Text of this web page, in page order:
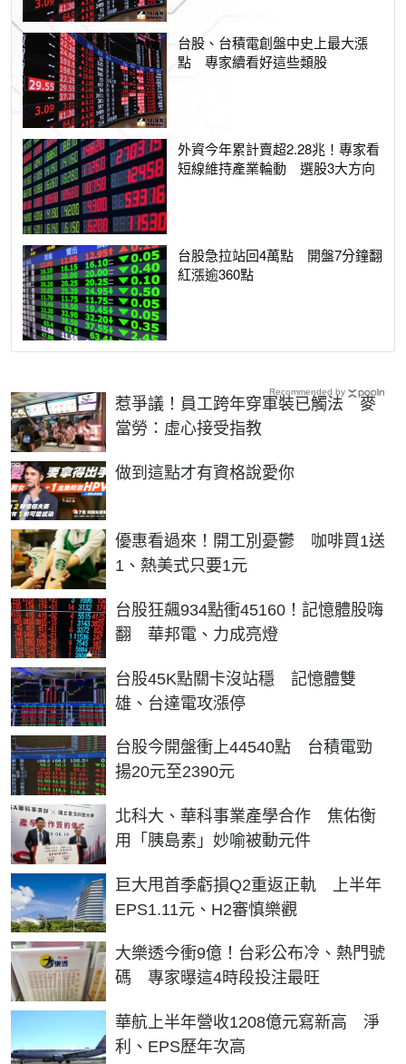
台股、台積電創盤中史上最大漲
點 專家續看好這些類股
外資今年累計賣超2.28兆！專家看
短線維持產業輪動 選股3大方向
台股急拉站回4萬點 開盤7分鐘翻
紅漲逾360點
惹爭議！員工跨年穿軍裝已觸法 麥
當勞：虛心接受指教
做到這點才有資格說愛你
PR
優惠看過來！開工別憂鬱 咖啡買1送
1、熱美式只要1元
台股狂飆934點衝45160！記憶體股嗨
翻 華邦電、力成亮燈
台股45K點關卡沒站穩 記憶體雙
雄、台達電攻漲停
台股今開盤衝上44540點 台積電勁
揚20元至2390元
北科大、華科事業產學合作 焦佑衡
用「胰島素」妙喻被動元件
巨大甩首季虧損Q2重返正軌 上半年
EPS1.11元、H2審慎樂觀
大樂透今衝9億！台彩公布冷、熱門號
碼 專家曝這4時段投注最旺
華航上半年營收1208億元寫新高 淨
利、EPS歷年次高
Recommended by